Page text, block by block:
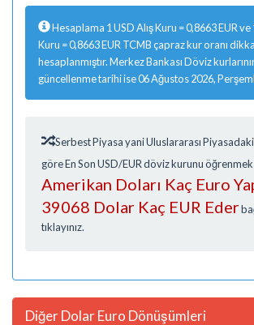
Hesaplama 1 USD Alış Kuru = 0,8663 EUR ve
Kuru = 0,8663 EUR TCMB çapraz kur oranı
hesaplanmıştır. Merkez Bankası Döviz
güncellenme tarihi ise 06 Ağustos 2026,
Serbest Piyasa yani Uluslararası
göre En Son USD/EUR döviz kurunu öğrenmek
Amerikan Doları Kaç Euro
39068 Dolar Kaç EUR Eder
tıklayınız.
Diğer Dolar Euro Dönüşümleri